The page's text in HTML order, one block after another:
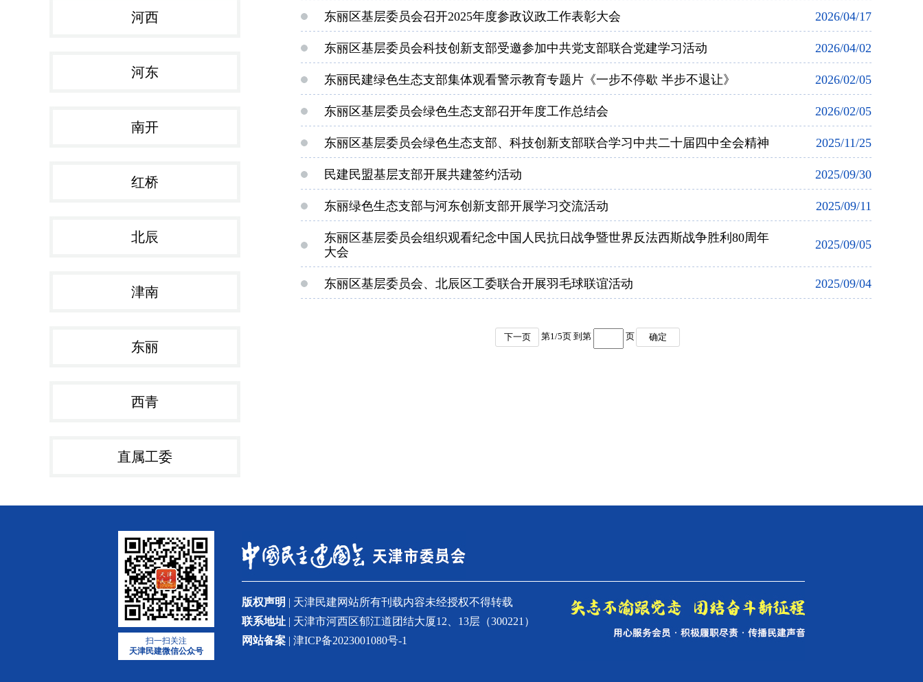
河西
河东
南开
红桥
北辰
津南
东丽
西青
直属工委
东丽区基层委员会召开2025年度参政议政工作表彰大会 2026/04/17
东丽区基层委员会科技创新支部受邀参加中共党支部联合党建学习活动 2026/04/02
东丽民建绿色生态支部集体观看警示教育专题片《一步不停歇 半步不退让》 2026/02/05
东丽区基层委员会绿色生态支部召开年度工作总结会 2026/02/05
东丽区基层委员会绿色生态支部、科技创新支部联合学习中共二十届四中全会精神 2025/11/25
民建民盟基层支部开展共建签约活动 2025/09/30
东丽绿色生态支部与河东创新支部开展学习交流活动 2025/09/11
东丽区基层委员会组织观看纪念中国人民抗日战争暨世界反法西斯战争胜利80周年
大会
2025/09/05
东丽区基层委员会、北辰区工委联合开展羽毛球联谊活动 2025/09/04
下一页 第1/5页 到第 页 确定
扫一扫关注
天津民建微信公众号
版权声明 | 天津民建网站所有刊载内容未经授权不得转载
联系地址 | 天津市河西区郁江道团结大厦12、13层（300221）
网站备案 | 津ICP备2023001080号-1